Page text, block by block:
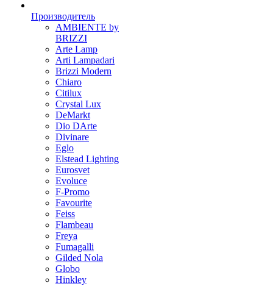
Производитель
AMBIENTE by
BRIZZI
Arte Lamp
Arti Lampadari
Brizzi Modern
Chiaro
Citilux
Crystal Lux
DeMarkt
Dio DArte
Divinare
Eglo
Elstead Lighting
Eurosvet
Evoluce
F-Promo
Favourite
Feiss
Flambeau
Freya
Fumagalli
Gilded Nola
Globo
Hinkley